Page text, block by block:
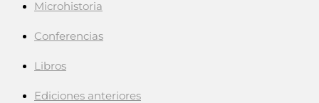
Microhistoria
Conferencias
Libros
Ediciones anteriores